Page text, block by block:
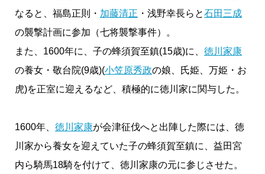
なると、福島正則・ 加藤清正 ・浅野幸長らと石田三成
の襲撃計画に参加（七将襲撃事件）。
また、1600年に、子の蜂須賀至鎮(15歳)に、 徳川家康
の養女・敬台院(9歳)(小笠原秀政の娘、氏姫、万姫・お
虎)を正室に迎えるなど、積極的に徳川家に関与した。
1600年、 徳川家康が会津征伐へと出陣した際には、徳
川家から養女を迎えていた子の蜂須賀至鎮に、益田宮
内ら騎馬18騎を付けて、徳川家康の元に参じさせた。